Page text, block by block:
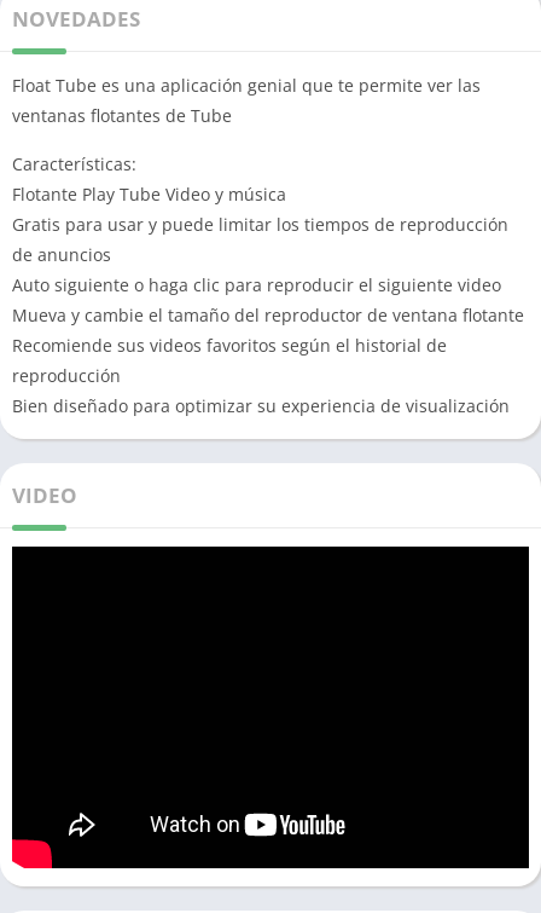
NOVEDADES
Float Tube es una aplicación genial que te permite ver las
ventanas flotantes de Tube
Características:
Flotante Play Tube Video y música
Gratis para usar y puede limitar los tiempos de reproducción
de anuncios
Auto siguiente o haga clic para reproducir el siguiente video
Mueva y cambie el tamaño del reproductor de ventana flotante
Recomiende sus videos favoritos según el historial de
reproducción
Bien diseñado para optimizar su experiencia de visualización
VIDEO